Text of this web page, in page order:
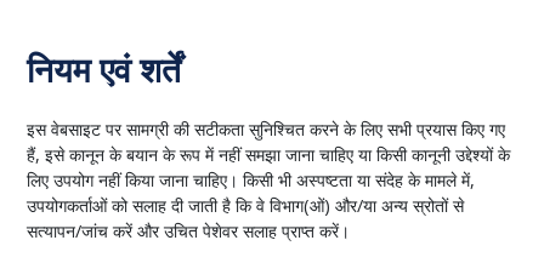
नियम एवं शर्तें
इस वेबसाइट पर सामग्री की सटीकता सुनिश्चित करने के लिए सभी प्रयास किए गए
हैं, इसे कानून के बयान के रूप में नहीं समझा जाना चाहिए या किसी कानूनी उद्देश्यों के
लिए उपयोग नहीं किया जाना चाहिए। किसी भी अस्पष्टता या संदेह के मामले में,
उपयोगकर्ताओं को सलाह दी जाती है कि वे विभाग(ओं) और/या अन्य स्रोतों से
सत्यापन/जांच करें और उचित पेशेवर सलाह प्राप्त करें।